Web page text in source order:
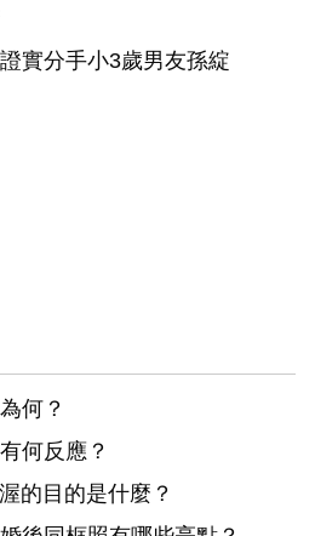
實分手小3歲男友孫綻
何？
何反應？
的目的是什麼？